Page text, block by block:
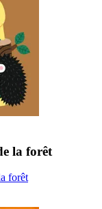
la forêt
forêt